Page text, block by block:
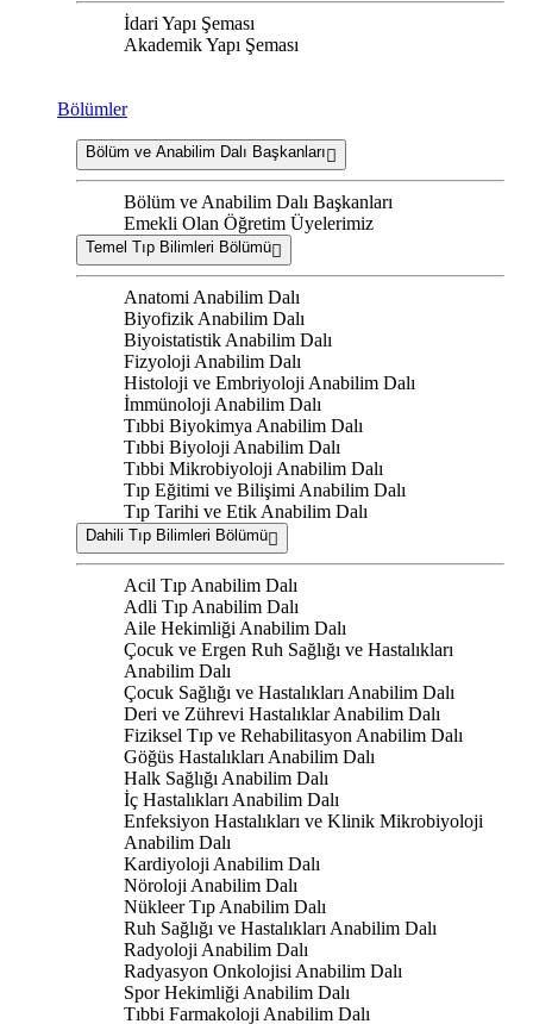
İdari Yapı Şeması
Akademik Yapı Şeması
Bölümler
Bölüm ve Anabilim Dalı Başkanları
Bölüm ve Anabilim Dalı Başkanları
Emekli Olan Öğretim Üyelerimiz
Temel Tıp Bilimleri Bölümü
Anatomi Anabilim Dalı
Biyofizik Anabilim Dalı
Biyoistatistik Anabilim Dalı
Fizyoloji Anabilim Dalı
Histoloji ve Embriyoloji Anabilim Dalı
İmmünoloji Anabilim Dalı
Tıbbi Biyokimya Anabilim Dalı
Tıbbi Biyoloji Anabilim Dalı
Tıbbi Mikrobiyoloji Anabilim Dalı
Tıp Eğitimi ve Bilişimi Anabilim Dalı
Tıp Tarihi ve Etik Anabilim Dalı
Dahili Tıp Bilimleri Bölümü
Acil Tıp Anabilim Dalı
Adli Tıp Anabilim Dalı
Aile Hekimliği Anabilim Dalı
Çocuk ve Ergen Ruh Sağlığı ve Hastalıkları
Anabilim Dalı
Çocuk Sağlığı ve Hastalıkları Anabilim Dalı
Deri ve Zührevi Hastalıklar Anabilim Dalı
Fiziksel Tıp ve Rehabilitasyon Anabilim Dalı
Göğüs Hastalıkları Anabilim Dalı
Halk Sağlığı Anabilim Dalı
İç Hastalıkları Anabilim Dalı
Enfeksiyon Hastalıkları ve Klinik Mikrobiyoloji
Anabilim Dalı
Kardiyoloji Anabilim Dalı
Nöroloji Anabilim Dalı
Nükleer Tıp Anabilim Dalı
Ruh Sağlığı ve Hastalıkları Anabilim Dalı
Radyoloji Anabilim Dalı
Radyasyon Onkolojisi Anabilim Dalı
Spor Hekimliği Anabilim Dalı
Tıbbi Farmakoloji Anabilim Dalı